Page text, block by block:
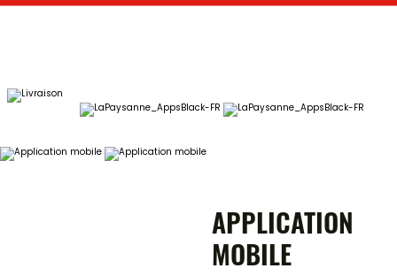
APPLICATION
MOBILE